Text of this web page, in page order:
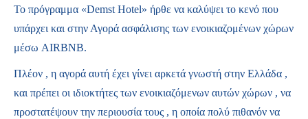
Το πρόγραμμα «Demst Hotel» ήρθε να καλύψει το κενό που
υπάρχει και στην Αγορά ασφάλισης των ενοικιαζομένων χώρων
μέσω AIRBNB.
Πλέον , η αγορά αυτή έχει γίνει αρκετά γνωστή στην Ελλάδα ,
και πρέπει οι ιδιοκτήτες των ενοικιαζόμενων αυτών χώρων , να
προστατέψουν την περιουσία τους , η οποία πολύ πιθανόν να